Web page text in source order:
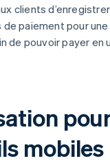
clients
paiement pour
de pouvoir payer en
mobiles